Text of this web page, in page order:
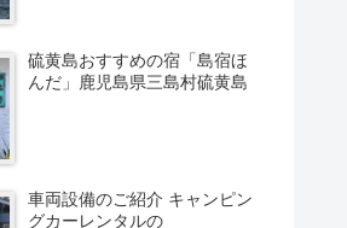
硫黄島おすすめの宿「島宿ほ
んだ」鹿児島県三島村硫黄島
車両設備のご紹介 キャンピン
グカーレンタルの